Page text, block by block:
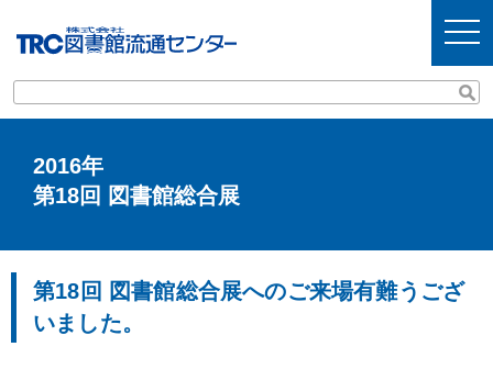
t
o
g
l
e
2016年
第18回 図書館総合展
第18回 図書館総合展へのご来場有難うござ
いました。